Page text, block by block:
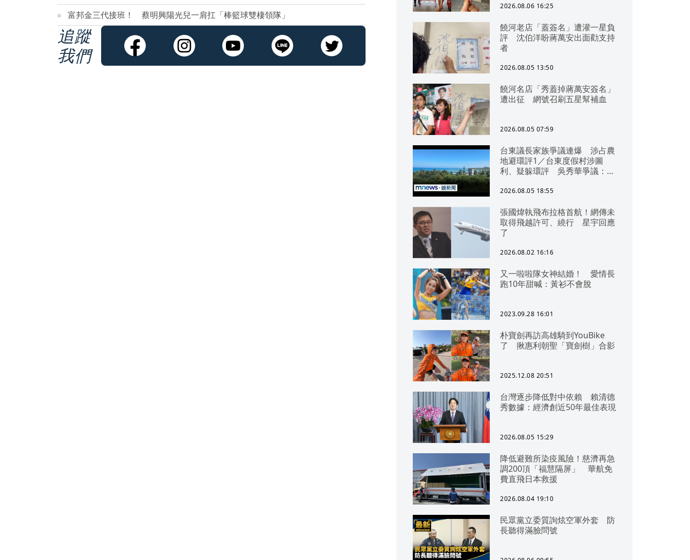
富邦金三代接班！ 蔡明興陽光兒一肩扛「棒籃球雙棲領隊」
追蹤
我們
2026.08.06 16:25
饒河老店「蓋簽名」遭灌一星負
評 沈伯洋盼蔣萬安出面勸支持
者
2026.08.05 13:50
饒河名店「秀蓋掉蔣萬安簽名」
遭出征 網號召刷五星幫補血
2026.08.05 07:59
台東議長家族爭議連爆 涉占農
地避環評1／台東度假村涉圖
利、疑躲環評 吳秀華爭議：概
2026.08.05 18:55
張國煒執飛布拉格首航！網傳未
取得飛越許可、繞行 星宇回應
了
2026.08.02 16:16
又一啦啦隊女神結婚！ 愛情長
跑10年甜喊：黃衫不會脫
2023.09.28 16:01
朴寶劍再訪高雄騎到YouBike
了 揪惠利朝聖「寶劍樹」合影
2025.12.08 20:51
台灣逐步降低對中依賴 賴清德
秀數據：經濟創近50年最佳表現
2026.08.05 15:29
降低避難所染疫風險！慈濟再急
調200頂「福慧隔屏」 華航免
費直飛日本救援
2026.08.04 19:10
民眾黨立委質詢炫空軍外套 防
長聽得滿臉問號